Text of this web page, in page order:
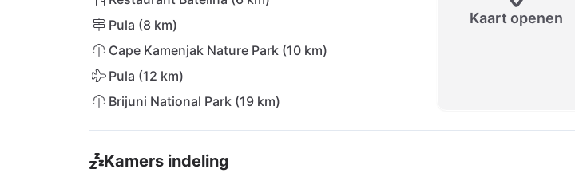
Pula (8 km)
Cape Kamenjak Nature Park (10 km)
Pula (12 km)
Brijuni National Park (19 km)
Kaart openen
Kamers indeling